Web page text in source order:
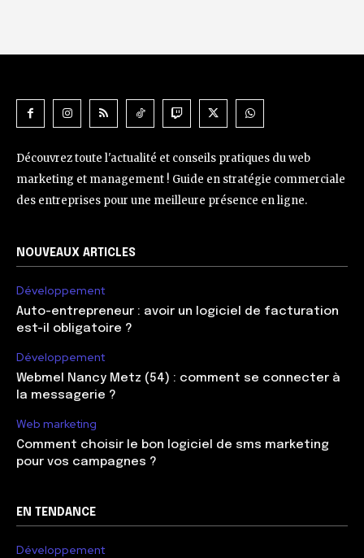
Découvrez toute l'actualité et conseils pratiques du web
marketing et management ! Guide en stratégie commerciale
des entreprises pour une meilleure présence en ligne.
NOUVEAUX ARTICLES
Développement
Auto-entrepreneur : avoir un logiciel de facturation
est-il obligatoire ?
Développement
Webmel Nancy Metz (54) : comment se connecter à
la messagerie ?
Web marketing
Comment choisir le bon logiciel de sms marketing
pour vos campagnes ?
EN TENDANCE
Développement